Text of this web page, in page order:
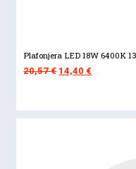
Plafonjera LED 18W 6400K
20,57€ Izvorna
je:
14,40€Trenutna
14,40 €.